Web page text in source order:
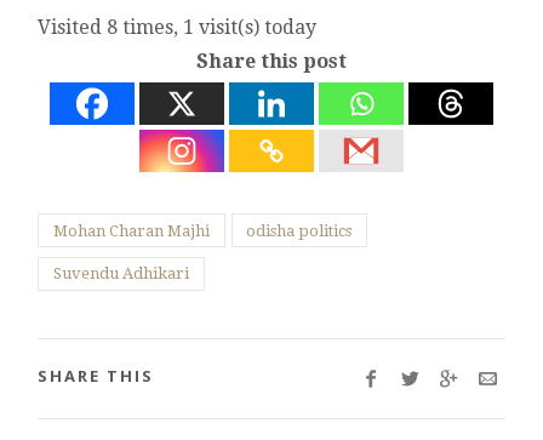
Visited 8 times, 1 visit(s) today
Share this post
Mohan Charan Majhi odisha politics
Suvendu Adhikari
SHARE THIS